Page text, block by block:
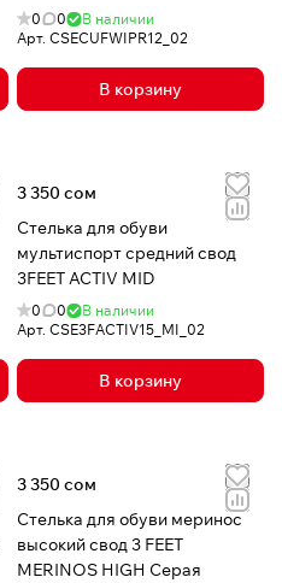
Красная
0 0
В наличии
Арт. CSECUFWIPR12_02
В корзину
3 350 сом
Стелька для обуви
мультиспорт средний свод
3FEET ACTIV MID
0 0
В наличии
Арт. CSE3FACTIV15_MI_02
В корзину
3 350 сом
Стелька для обуви меринос
высокий свод 3 FEET
MERINOS HIGH Серая